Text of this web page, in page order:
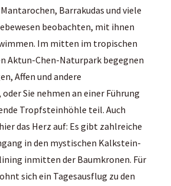
Barrakudas und viele
beobachten, mit ihnen
Im mitten im tropischen
Aktun-Chen-Naturpark begegnen
Affen und andere
Sie nehmen an einer Führung
Tropfsteinhöhle teil. Auch
das Herz auf: Es gibt zahlreiche
in den mystischen Kalkstein-
inmitten der Baumkronen. Für
sich ein Tagesausflug zu den